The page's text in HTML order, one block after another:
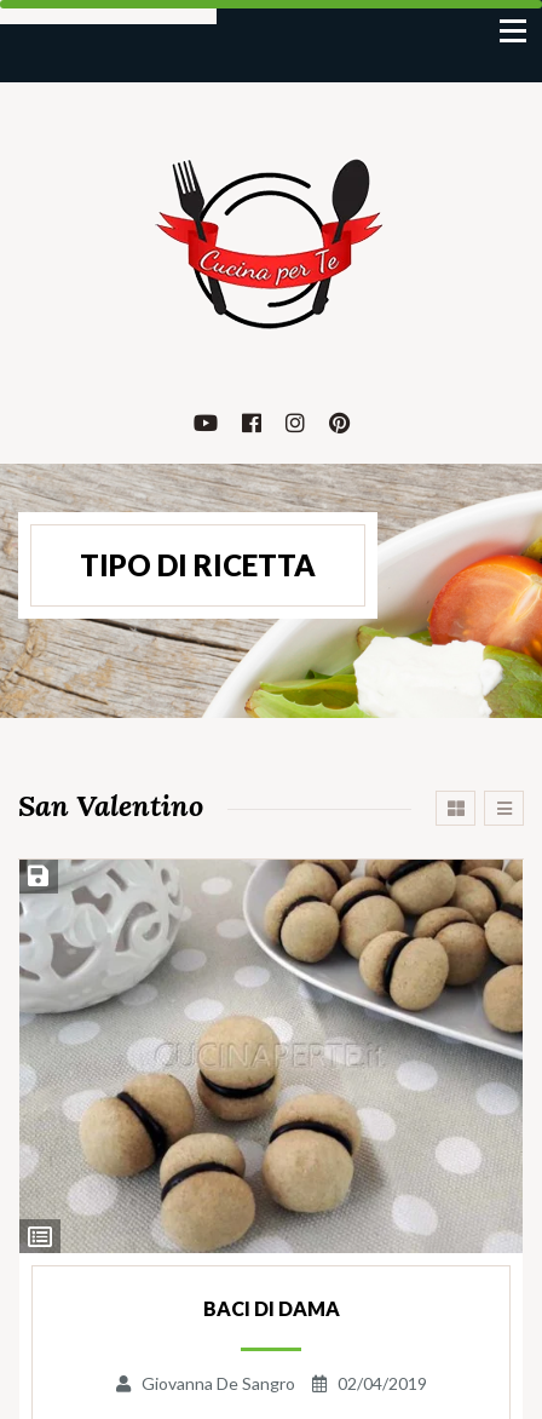
TIPO DI RICETTA
San Valentino
Ingredienti
Salva ricetta
BACI DI DAMA
Giovanna De Sangro 02/04/2019